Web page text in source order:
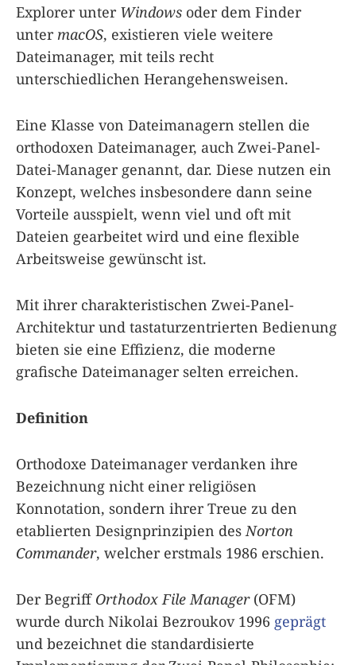
Explorer unter Windows oder dem Finder
unter macOS, existieren viele weitere
Dateimanager, mit teils recht
unterschiedlichen Herangehensweisen.
Eine Klasse von Dateimanagern stellen die
orthodoxen Dateimanager, auch Zwei-Panel-
Datei-Manager genannt, dar. Diese nutzen ein
Konzept, welches insbesondere dann seine
Vorteile ausspielt, wenn viel und oft mit
Dateien gearbeitet wird und eine flexible
Arbeitsweise gewünscht ist.
Mit ihrer charakteristischen Zwei-Panel-
Architektur und tastaturzentrierten Bedienung
bieten sie eine Effizienz, die moderne
grafische Dateimanager selten erreichen.
Definition
Orthodoxe Dateimanager verdanken ihre
Bezeichnung nicht einer religiösen
Konnotation, sondern ihrer Treue zu den
etablierten Designprinzipien des Norton
Commander, welcher erstmals 1986 erschien.
Der Begriff Orthodox File Manager(OFM)
wurde durch Nikolai Bezroukov 1996 geprägt
und bezeichnet die standardisierte